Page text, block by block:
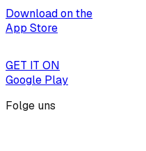
Download on the
App Store
GET IT ON
Google Play
Folge uns